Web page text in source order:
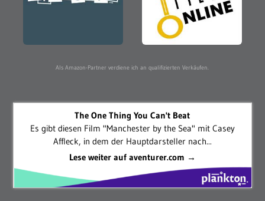
Als Amazon-Partner verdiene ich an qualifizierten Verkäufen.
The One Thing You Can't Beat
Es gibt diesen Film "Manchester by the Sea" mit Casey
Affleck, in dem der Hauptdarsteller nach...
Lese weiter auf aventurer.com →